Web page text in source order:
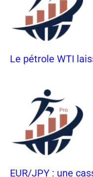
Le pétrole WTI
EUR/JPY : une